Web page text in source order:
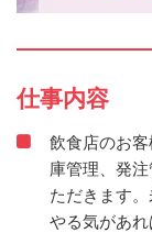
仕事内容
飲食店のお
庫管理、発
ただきます
やる気があれ